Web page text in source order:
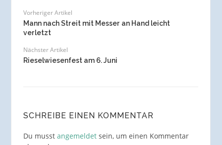
Vorheriger Artikel
Mann nach Streit mit Messer an Hand leicht
verletzt
Nächster Artikel
Rieselwiesenfest am 6. Juni
SCHREIBE EINEN KOMMENTAR
Du musst angemeldetsein, um einen Kommentar